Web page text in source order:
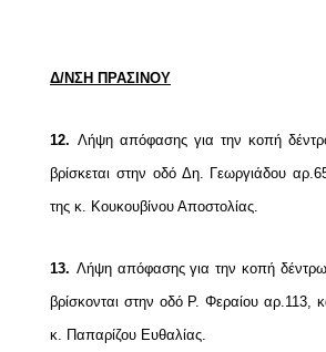
Δ/ΝΣΗ ΠΡΑΣΙΝΟΥ
12. Λήψη απόφασης για την κοπή
βρίσκεται στην οδό Δη. Γεωργιάδου
της κ. Κουκουβίνου Αποστολίας.
13. Λήψη απόφασης για την κοπή
βρίσκονται στην οδό Ρ. Φεραίου αρ.113,
κ. Παπαρίζου Ευθαλίας.